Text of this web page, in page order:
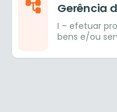
Gerência
I – efetuar
bens e/ou
dos